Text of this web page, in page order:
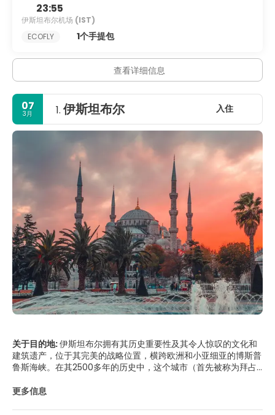
23:55
伊斯坦布尔机场 (IST)
ECOFLY
1个手提包
查看详细信息
07
3月 1. 伊斯坦布尔 入住
关于目的地:伊斯坦布尔拥有其历史重要性及其令人惊叹的文化和
建筑遗产，位于其完美的战略位置，横跨欧洲和小亚细亚的博斯普
鲁斯海峡。在其2500多年的历史中，这个城市（首先被称为拜占
化大熔炉。今天，它的人口超过1300万，几乎完全是土耳其人，其
更多信息